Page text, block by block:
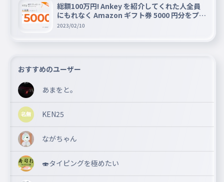
総額100万円! Ankey を紹介してくれた人全員
にもれなく Amazon ギフト券 5000 円分をプレ
ゼントキャンペーン!!
2023/02/10
おすすめのユーザー
あまをと。
KEN25
ながちゃん
🍣タイピングを極めたい